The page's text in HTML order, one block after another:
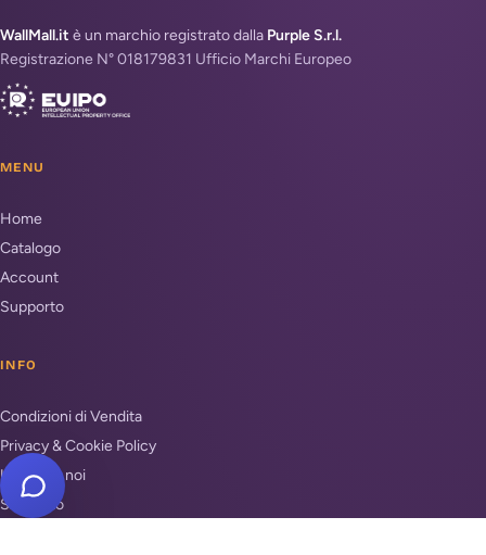
WallMall.it è un marchio registrato dalla Purple S.r.l.
Registrazione N° 018179831 Ufficio Marchi Europeo
MENU
Home
Catalogo
Account
Supporto
INFO
Condizioni di Vendita
Privacy & Cookie Policy
Unisciti a noi
Supporto